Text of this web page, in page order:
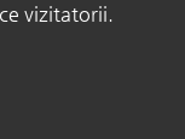
vizitatorii.